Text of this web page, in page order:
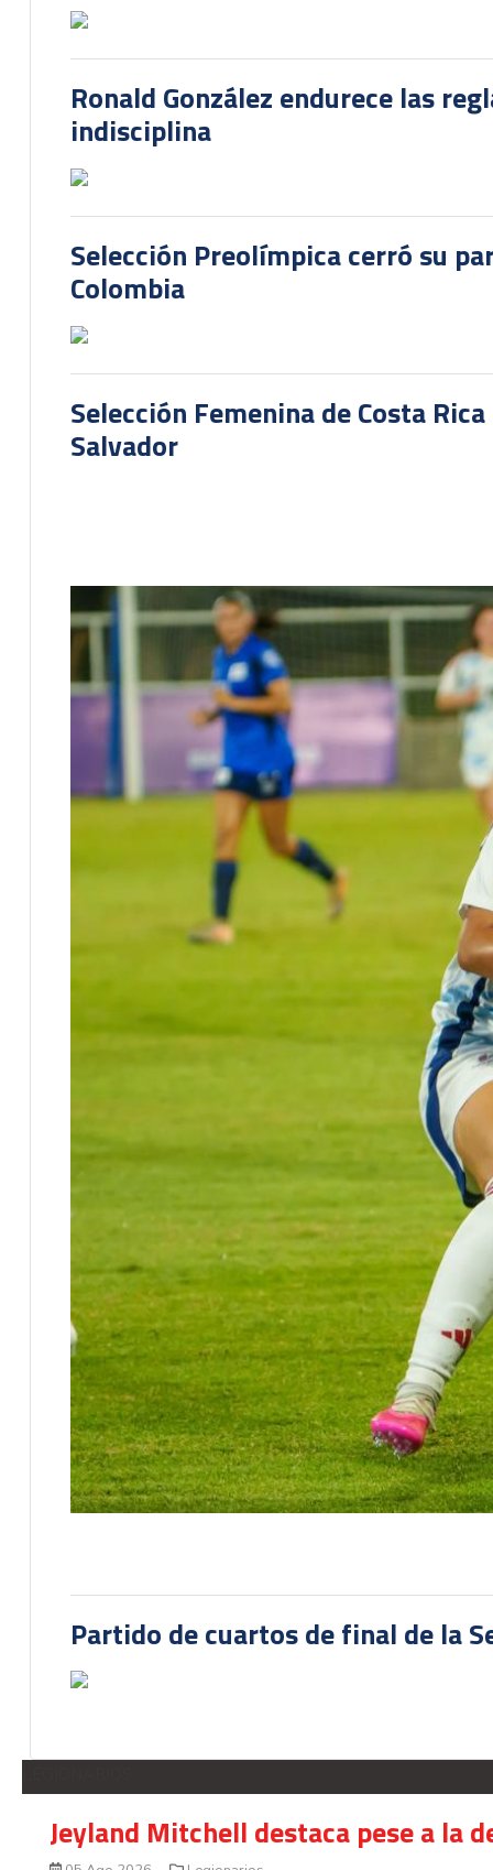
Ronald González endurece las
indisciplina
Selección Preolímpica cerró su
Colombia
Selección Femenina de Costa
Salvador
Partido de cuartos de final de la
Jeyland Mitchell destaca pese a la